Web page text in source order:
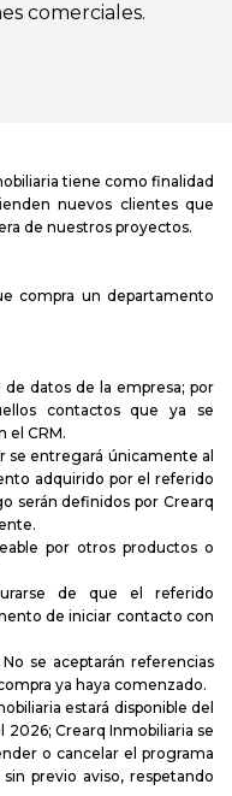
comerciales.
tiene como finalidad
nuevos clientes que
de nuestros proyectos.
compra un departamento
datos de la empresa; por
contactos que ya se
el CRM.
se entregará únicamente al
adquirido por el referido
serán definidos por Crearq
por otros productos o
de que el referido
de iniciar contacto con
se aceptarán referencias
ya haya comenzado.
estará disponible del
2026; Crearq Inmobiliaria se
o cancelar el programa
previo aviso, respetando